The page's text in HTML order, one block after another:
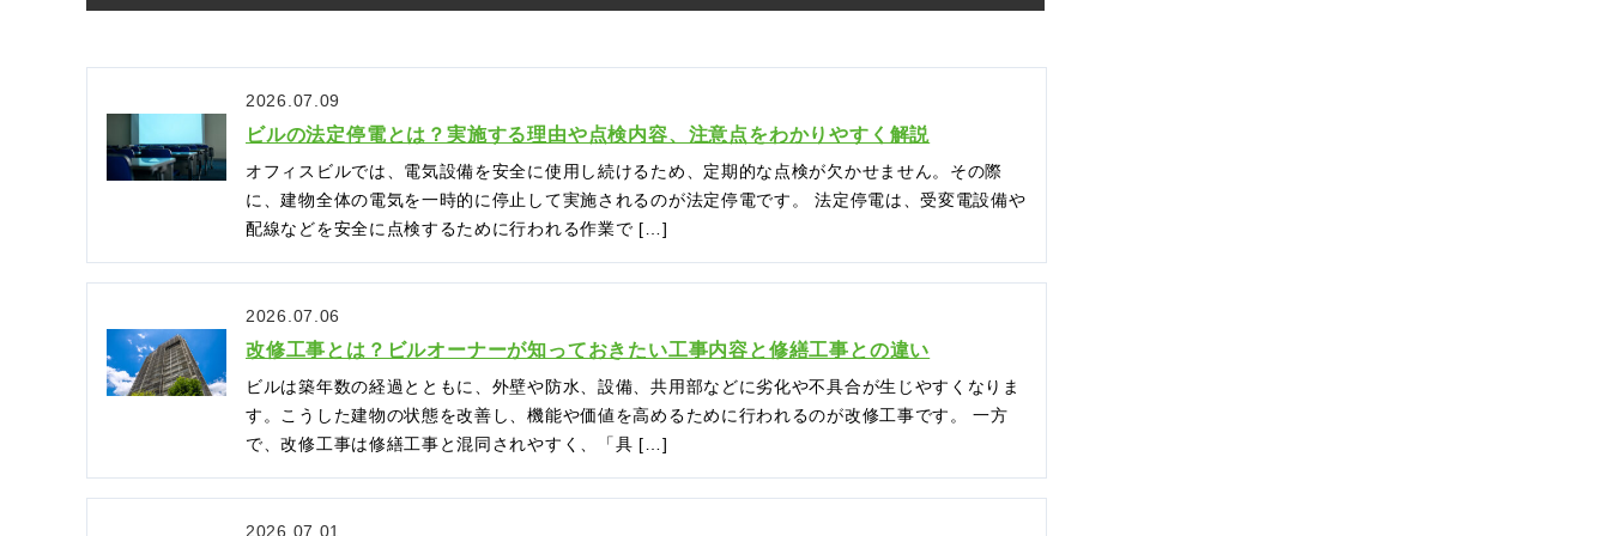
2026.07.09
ビルの法定停電とは？実施する理由や点検内容、注意点をわかりやすく解説
オフィスビルでは、電気設備を安全に使用し続けるため、定期的な点検が欠かせません。その際
に、建物全体の電気を一時的に停止して実施されるのが法定停電です。 法定停電は、受変電設備や
配線などを安全に点検するために行われる作業で […]
2026.07.06
改修工事とは？ビルオーナーが知っておきたい工事内容と修繕工事との違い
ビルは築年数の経過とともに、外壁や防水、設備、共用部などに劣化や不具合が生じやすくなりま
す。こうした建物の状態を改善し、機能や価値を高めるために行われるのが改修工事です。 一方
で、改修工事は修繕工事と混同されやすく、「具 […]
2026.07.01